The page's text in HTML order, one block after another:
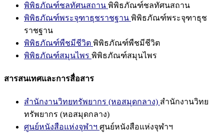
พิพิธภัณฑ์ชลทัศนสถาน พิพิธภัณฑ์ชลทัศนสถาน
พิพิธภัณฑ์พระจุฑาธุชราชฐาน พิพิธภัณฑ์พระจุฑาธุช
ราชฐาน
พิพิธภัณฑ์พืชมีชีวิต พิพิธภัณฑ์พืชมีชีวิต
พิพิธภัณฑ์สมุนไพร พิพิธภัณฑ์สมุนไพร
สารสนเทศและการสื่อสาร
สำนักงานวิทยทรัพยากร (หอสมุดกลาง) สำนักงานวิทย
ทรัพยากร (หอสมุดกลาง)
ศูนย์หนังสือแห่งจุฬาฯ ศูนย์หนังสือแห่งจุฬาฯ